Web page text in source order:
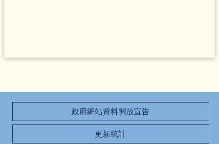
政府網站資料開放宣告
更新統計